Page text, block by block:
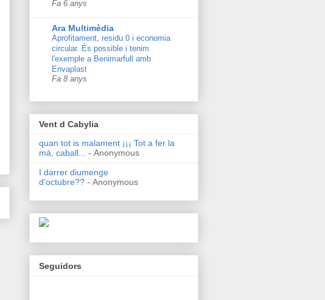
Fa 6 anys
Ara Multimèdia
Aprofitament, residu 0 i economia
circular. És possible i tenim
l'exemple a Benimarfull amb
Envaplast
Fa 8 anys
Vent d Cabylia
quan tot is malament ¡¡¡ Tot a fer la
mà, caball...
- Anonymous
I darrer diumenge
d'octubre?? - Anonymous
Seguidors